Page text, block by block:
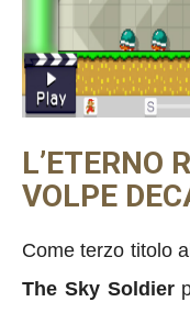
L’ETERNO
VOLPE
Come terzo titolo
The Sky Soldier